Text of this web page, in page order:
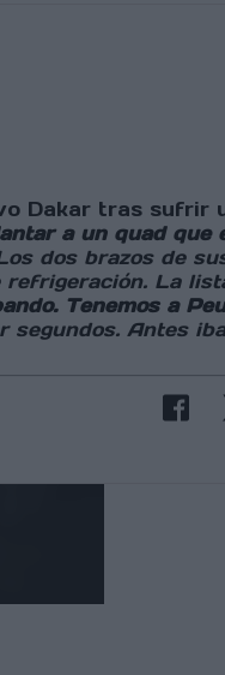
Dakar tras sufrir
a un quad que
dos brazos de
La
Tenemos a
segundos. Antes